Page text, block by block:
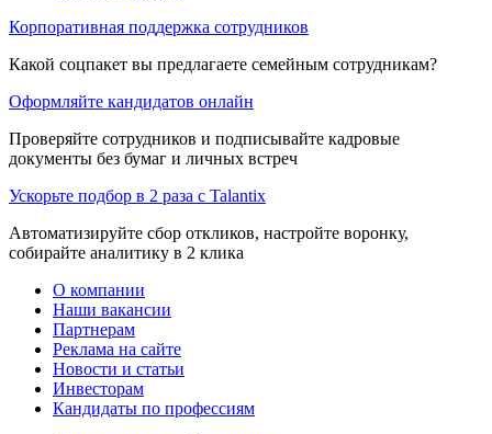
Корпоративная поддержка сотрудников
Какой соцпакет вы предлагаете семейным сотрудникам?
Оформляйте кандидатов онлайн
Проверяйте сотрудников и подписывайте кадровые
документы без бумаг и личных встреч
Ускорьте подбор в 2 раза с Talantix
Автоматизируйте сбор откликов, настройте воронку,
собирайте аналитику в 2 клика
О компании
Наши вакансии
Партнерам
Реклама на сайте
Новости и статьи
Инвесторам
Кандидаты по профессиям